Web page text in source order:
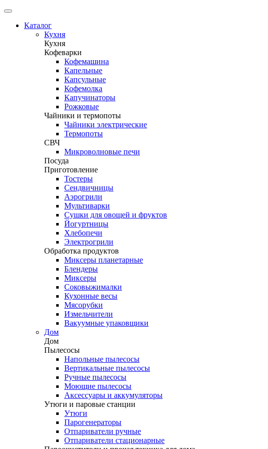
Каталог
Кухня
Кухня
Кофеварки
Кофемашина
Капельные
Капсульные
Кофемолка
Капучинаторы
Рожковые
Чайники и термопоты
Чайники электрические
Термопоты
СВЧ
Микроволновые печи
Посуда
Приготовление
Тостеры
Сендвичницы
Аэрогрили
Мультиварки
Сушки для овощей и фруктов
Йогуртницы
Хлебопечи
Электрогрили
Обработка продуктов
Миксеры планетарные
Блендеры
Миксеры
Соковыжималки
Кухонные весы
Мясорубки
Измельчители
Вакуумные упаковщики
Дом
Дом
Пылесосы
Напольные пылесосы
Вертикальные пылесосы
Ручные пылесосы
Моющие пылесосы
Аксессуары и аккумуляторы
Утюги и паровые станции
Утюги
Парогенераторы
Отпариватели ручные
Отпариватели стационарные